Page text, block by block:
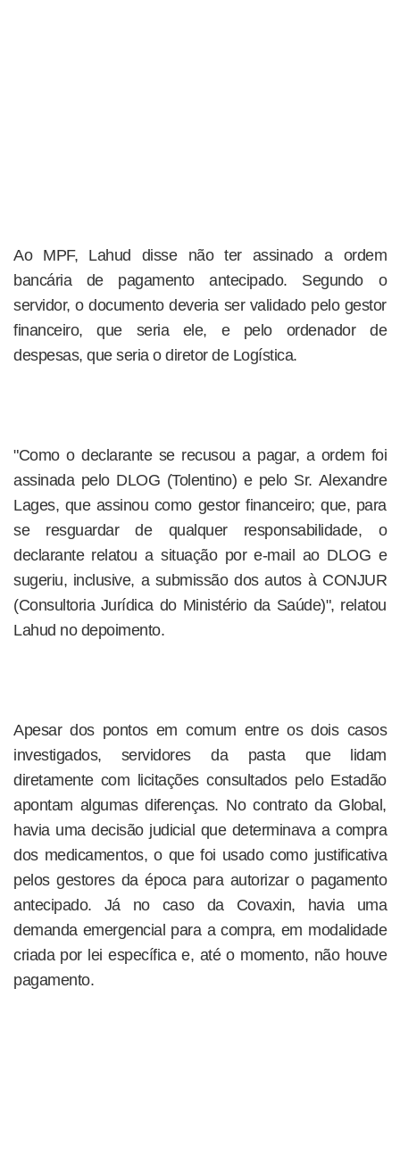
Ao MPF, Lahud disse não ter assinado a ordem
bancária de pagamento antecipado. Segundo o
servidor, o documento deveria ser validado pelo gestor
financeiro, que seria ele, e pelo ordenador de
despesas, que seria o diretor de Logística.
"Como o declarante se recusou a pagar, a ordem foi
assinada pelo DLOG (Tolentino) e pelo Sr. Alexandre
Lages, que assinou como gestor financeiro; que, para
se resguardar de qualquer responsabilidade, o
declarante relatou a situação por e-mail ao DLOG e
sugeriu, inclusive, a submissão dos autos à CONJUR
(Consultoria Jurídica do Ministério da Saúde)", relatou
Lahud no depoimento.
Apesar dos pontos em comum entre os dois casos
investigados, servidores da pasta que lidam
diretamente com licitações consultados pelo Estadão
apontam algumas diferenças. No contrato da Global,
havia uma decisão judicial que determinava a compra
dos medicamentos, o que foi usado como justificativa
pelos gestores da época para autorizar o pagamento
antecipado. Já no caso da Covaxin, havia uma
demanda emergencial para a compra, em modalidade
criada por lei específica e, até o momento, não houve
pagamento.